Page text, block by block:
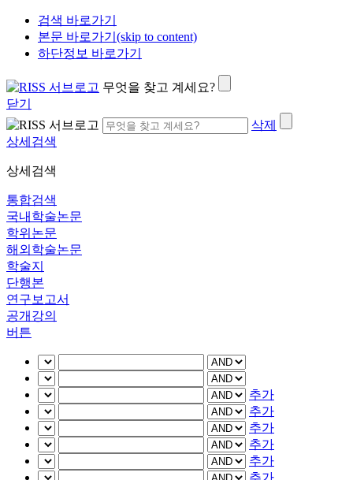
검색 바로가기
본문 바로가기(skip to content)
하단정보 바로가기
무엇을 찾고 계세요?
닫기
삭제
상세검색
상세검색
통합검색
국내학술논문
학위논문
해외학술논문
학술지
단행본
연구보고서
공개강의
버튼
추가
추가
추가
추가
추가
추가